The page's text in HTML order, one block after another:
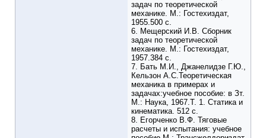
задач по теоретической
механике. М.: Гостехиздат,
1955.500 с.
6. Мещерский И.В. Сборник
задач по теоретической
механике. М.: Гостехиздат,
1957.384 с.
7. Бать М.И., Джанелидзе Г.Ю.,
Кельзон А.С.Теоретическая
механика в примерах и
задачах:учебное пособие: в Зт.
М.: Наука, 1967.Т. 1. Статика и
кинематика. 512 с.
8. Егорченко В.Ф. Тяговые
расчеты и испытания: учебное